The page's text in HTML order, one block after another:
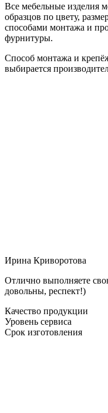
Все мебельные изделия
образцов по цвету,
способами монтажа и
фурнитуры.
Способ монтажа и
выбирается
Ирина Криворотова
Отлично выполняете
довольны, респект!)
Качество продукции
Уровень сервиса
Срок изготовления